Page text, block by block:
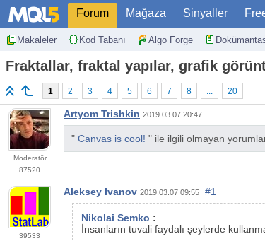
Forum Mağaza Sinyaller
Makaleler Kod Tabanı Algo Forge
Fraktallar, fraktal yapılar, grafik
1 2 3 4 5 6 7 8 ... 20
Moderatör
87520
Artyom Trishkin 2019.03.07 20:47
" Canvas is cool! " ile ilgili olmayan
39533
Aleksey Ivanov 2019.03.07 09:55 #1
Nikolai Semko :
İnsanların tuvali faydalı şeylerde